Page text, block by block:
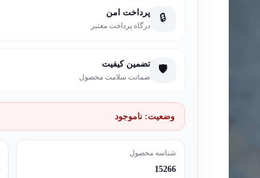
🔒 پرداخت امن
درگاه پرداخت معتبر
🛡️ تضمین کیفیت
ضمانت سلامت محصول
وضعیت: ناموجود
شناسه محصول
15266